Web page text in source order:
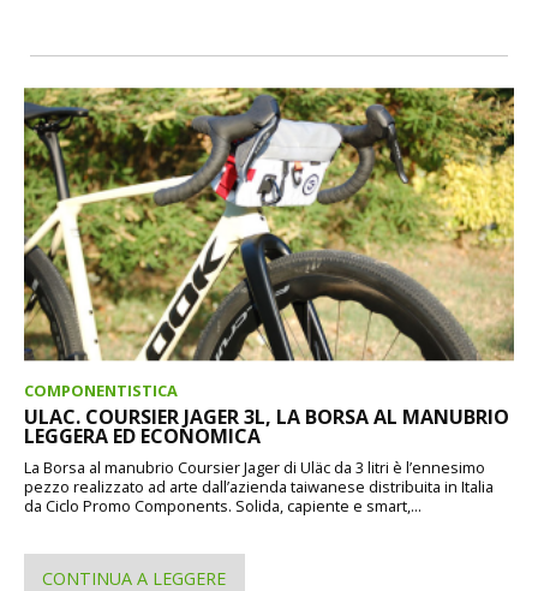
COMPONENTISTICA
ULAC. COURSIER JAGER 3L, LA BORSA AL MANUBRIO
LEGGERA ED ECONOMICA
La Borsa al manubrio Coursier Jager di Uläc da 3 litri è l’ennesimo
pezzo realizzato ad arte dall’azienda taiwanese distribuita in Italia
da Ciclo Promo Components. Solida, capiente e smart,...
CONTINUA A LEGGERE